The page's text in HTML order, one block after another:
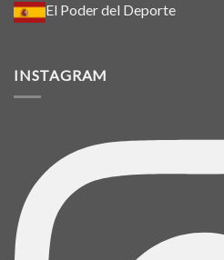
El Poder del Deporte
INSTAGRAM